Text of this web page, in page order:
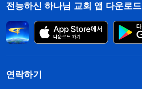
전능하신 하나님 교회 앱 다운로드
연락하기